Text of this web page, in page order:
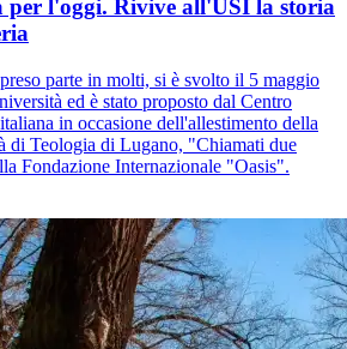
per l'oggi. Rivive all'USI la storia
parte in molti, si è svolto il 5 maggio
ed è stato proposto dal Centro
in occasione dell'allestimento della
di Teologia di Lugano, "Chiamati due
Fondazione Internazionale "Oasis".